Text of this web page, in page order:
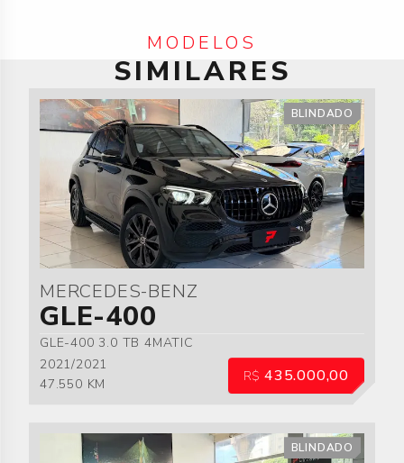
MODELOS
SIMILARES
BLINDADO
MERCEDES-BENZ
GLE-400
GLE-400 3.0 TB 4MATIC
2021/2021
47.550 KM
R$ 435.000,00
BLINDADO